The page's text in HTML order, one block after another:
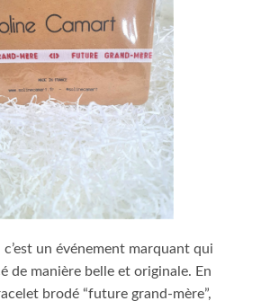
un événement marquant qui
de manière belle et originale. En
brodé “future grand-mère”,